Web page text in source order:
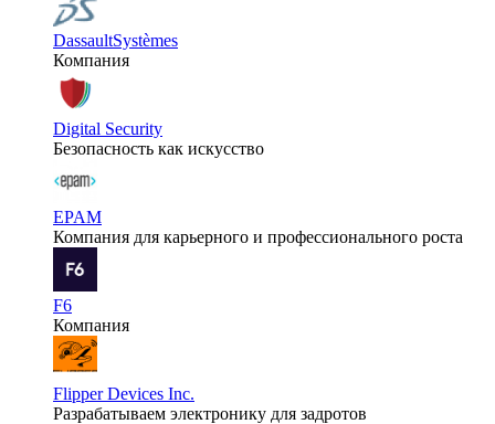
DassaultSystèmes
Компания
Digital Security
Безопасность как искусство
EPAM
Компания для карьерного и профессионального роста
F6
Компания
Flipper Devices Inc.
Разрабатываем электронику для задротов